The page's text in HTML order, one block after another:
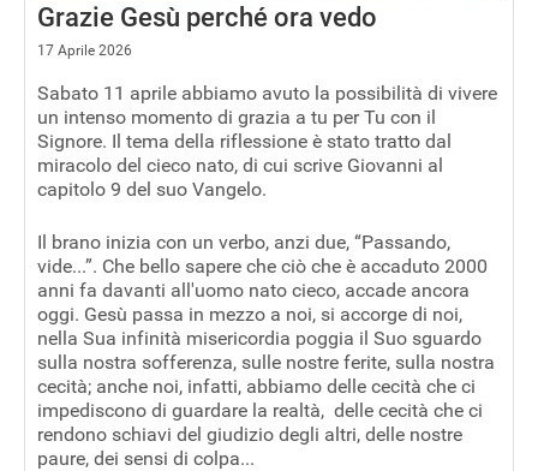
Grazie Gesù perché ora vedo
17 Aprile 2026
Sabato 11 aprile abbiamo avuto la possibilità di vivere
un intenso momento di grazia a tu per Tu con il
Signore. Il tema della riflessione è stato tratto dal
miracolo del cieco nato, di cui scrive Giovanni al
capitolo 9 del suo Vangelo.
Il brano inizia con un verbo, anzi due, “Passando,
vide...”. Che bello sapere che ciò che è accaduto 2000
anni fa davanti all'uomo nato cieco, accade ancora
oggi. Gesù passa in mezzo a noi, si accorge di noi,
nella Sua infinità misericordia poggia il Suo sguardo
sulla nostra sofferenza, sulle nostre ferite, sulla nostra
cecità; anche noi, infatti, abbiamo delle cecità che ci
impediscono di guardare la realtà, delle cecità che ci
rendono schiavi del giudizio degli altri, delle nostre
paure, dei sensi di colpa...